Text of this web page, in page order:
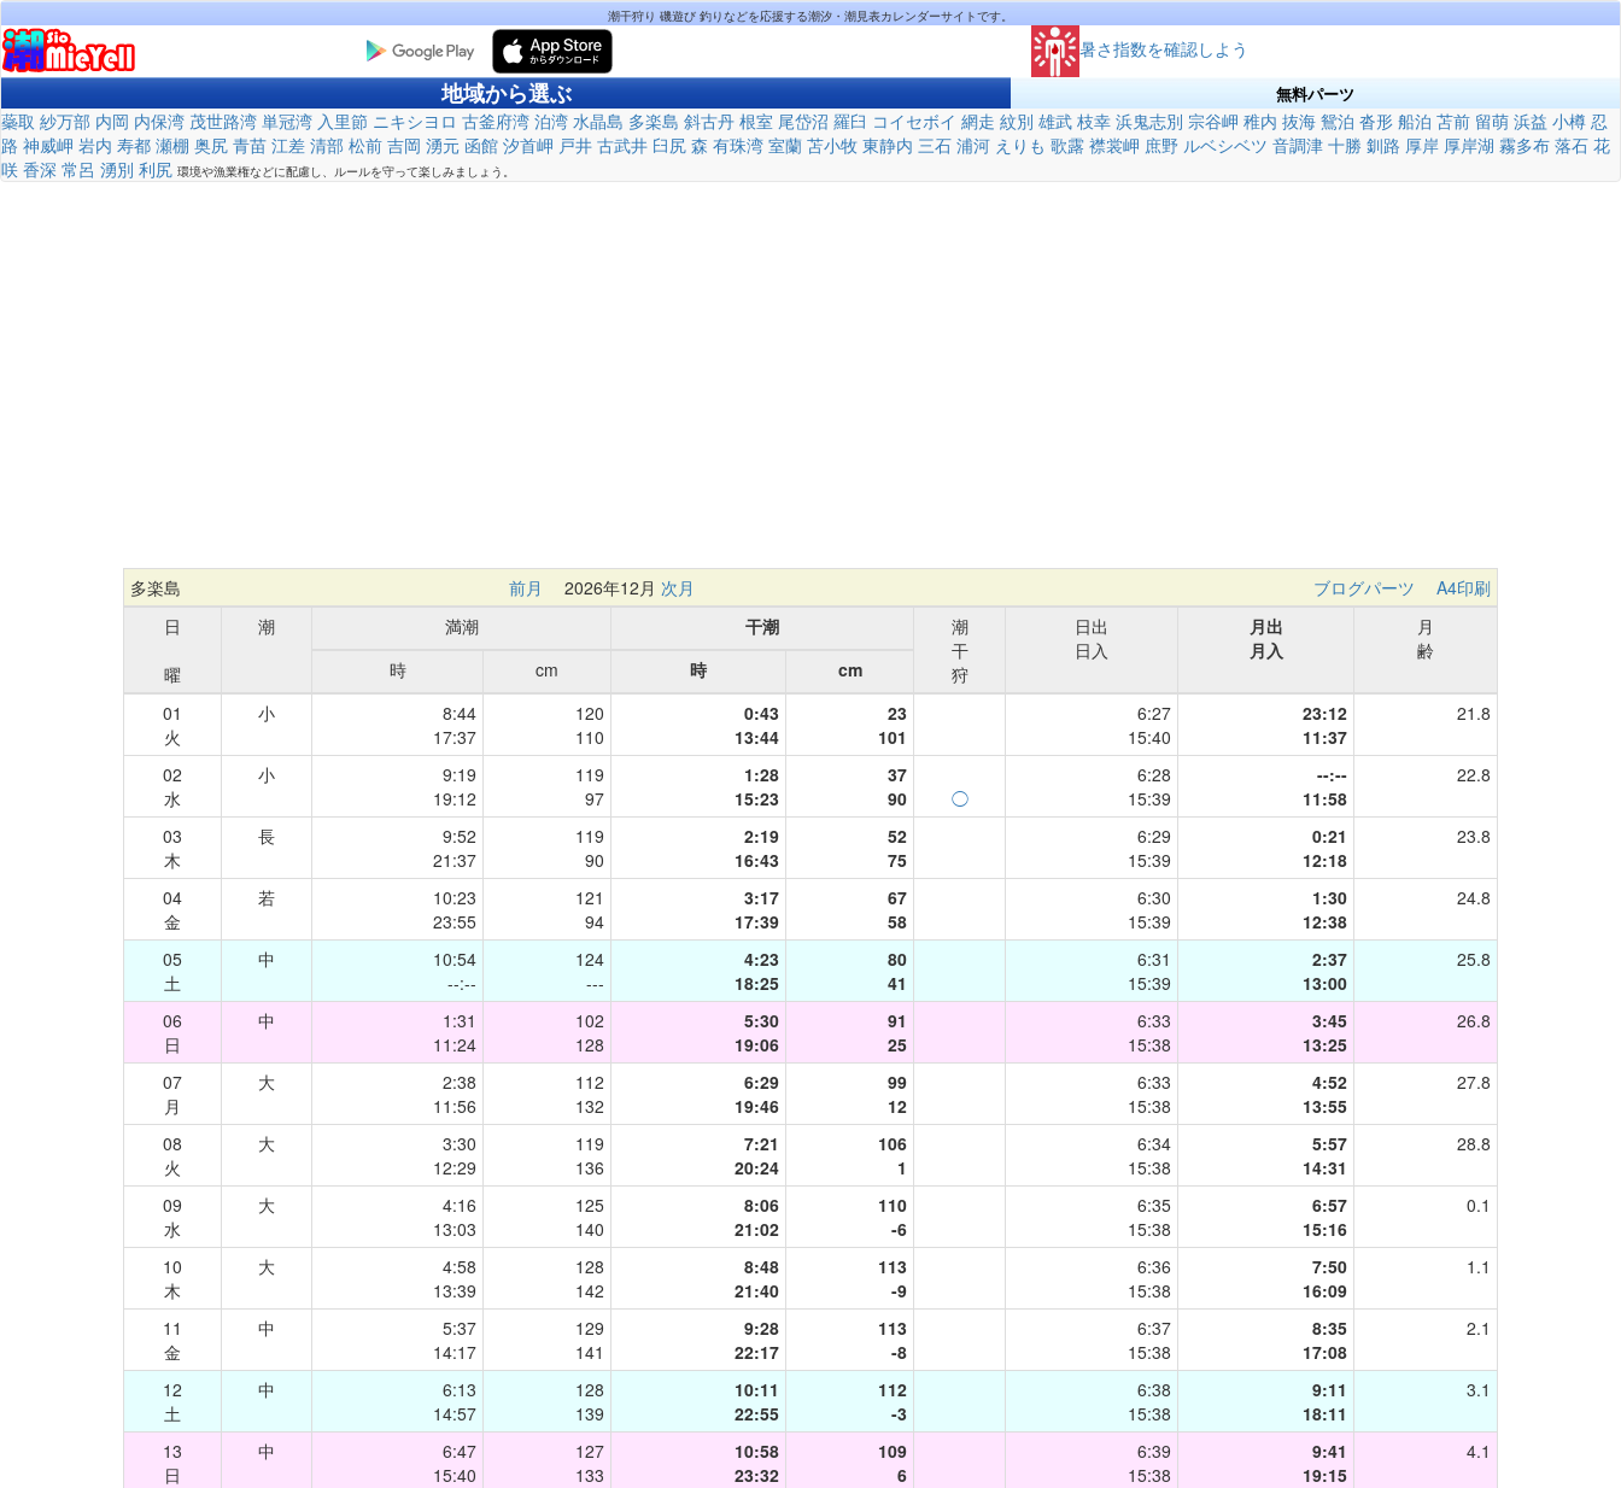
潮干狩り 磯遊び 釣りなどを応援する潮汐・潮見表カレンダーサイトです。
暑さ指数を確認しよう
地域から選ぶ 無料パーツ
蘂取 紗万部 内岡 内保湾 茂世路湾 単冠湾 入里節 ニキシヨロ 古釜府湾 泊湾 水晶島 多楽島 斜古丹 根室 尾岱沼 羅臼 コイセボイ 網走 紋別 雄武 枝幸 浜鬼志別 宗谷岬 稚内 抜海 鴛泊 沓形 船泊 苫前 留萌 浜益 小樽 忍
路 神威岬 岩内 寿都 瀬棚 奥尻 青苗 江差 清部 松前 吉岡 湧元 函館 汐首岬 戸井 古武井 臼尻 森 有珠湾 室蘭 苫小牧 東静内 三石 浦河 えりも 歌露 襟裳岬 庶野 ルベシベツ 音調津 十勝 釧路 厚岸 厚岸湖 霧多布 落石 花
咲 香深 常呂 湧別 利尻 環境や漁業権などに配慮し、ルールを守って楽しみましょう。
多楽島 前月 2026年12月 次月 ブログパーツ
A4印刷
日
曜
潮 満潮 干潮
潮
干
狩
日出
日入
月出
月入
月
齢
時
cm 時
cm
01
火
小
8:44
17:37
120
110
0:43
13:44
23
101
6:27
15:40
23:12
11:37
21.8
02
水
小
9:19
19:12
119
97
1:28
15:23
37
90
◯
6:28
15:39
--:--
11:58
22.8
03
木
長
9:52
21:37
119
90
2:19
16:43
52
75
6:29
15:39
0:21
12:18
23.8
04
金
若
10:23
23:55
121
94
3:17
17:39
67
58
6:30
15:39
1:30
12:38
24.8
05
土
中
10:54
--:--
124
---
4:23
18:25
80
41
6:31
15:39
2:37
13:00
25.8
06
日
中
1:31
11:24
102
128
5:30
19:06
91
25
6:33
15:38
3:45
13:25
26.8
07
月
大
2:38
11:56
112
132
6:29
19:46
99
12
6:33
15:38
4:52
13:55
27.8
08
火
大
3:30
12:29
119
136
7:21
20:24
106
1
6:34
15:38
5:57
14:31
28.8
09
水
大
4:16
13:03
125
140
8:06
21:02
110
-6
6:35
15:38
6:57
15:16
0.1
10
木
大
4:58
13:39
128
142
8:48
21:40
113
-9
6:36
15:38
7:50
16:09
1.1
11
金
中
5:37
14:17
129
141
9:28
22:17
113
-8
6:37
15:38
8:35
17:08
2.1
12
土
中
6:13
14:57
128
139
10:11
22:55
112
-3
6:38
15:38
9:11
18:11
3.1
13
日
中
6:47
15:40
127
133
10:58
23:32
109
6
6:39
15:38
9:41
19:15
4.1